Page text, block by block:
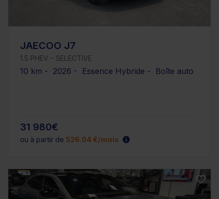
JAECOO J7
1.5 PHEV - SELECTIVE
10 km - 2026 - Essence Hybride - Boîte auto
31 980€
ou à partir de 526.04 €/mois